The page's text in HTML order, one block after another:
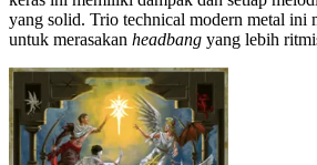
yang solid. Trio technical modern metal ini
untuk merasakan headbang yang lebih